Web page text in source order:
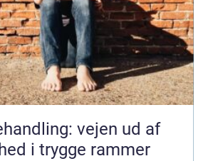
vejen ud af
i trygge rammer